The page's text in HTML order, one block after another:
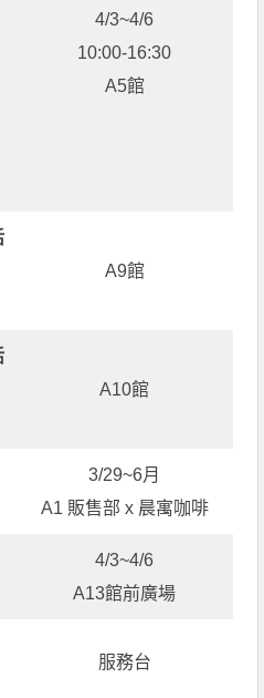
4/3~4/6
10:00-16:30
A5館
A9館
A10館
3/29~6月
A1 販售部 x 晨寓咖啡
4/3~4/6
A13館前廣場
服務台